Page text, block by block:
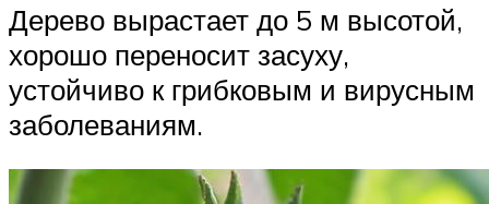
Дерево вырастает до 5 м высотой,
хорошо переносит засуху,
устойчиво к грибковым и вирусным
заболеваниям.